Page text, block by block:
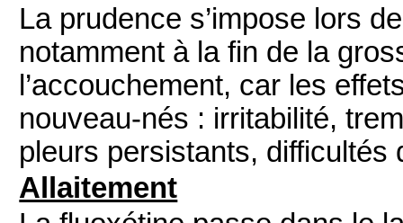
La prudence s’impose lors
notamment à la fin de la
l’accouchement, car les
nouveau-nés : irritabilité,
pleurs persistants,
Allaitement